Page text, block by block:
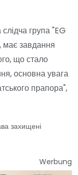
слідча група "EG
має завдання
що стало
основна увага
прапора",
захищені
Werbung